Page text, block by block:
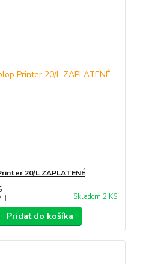
20/L ZAPLATENÉ
Skladom 2 KS
Pridať do košíka